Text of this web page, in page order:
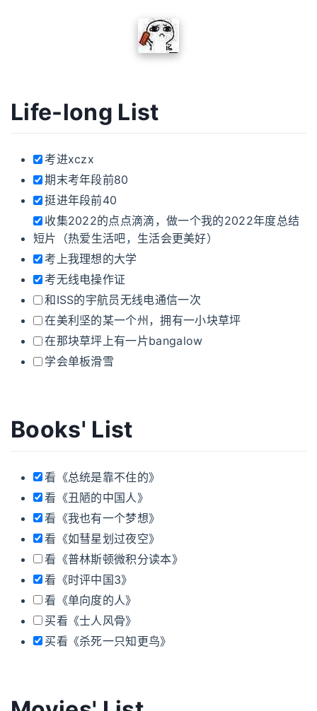
Life-long List
考进xczx
期末考年段前80
挺进年段前40
收集2022的点点滴滴，做一个我的2022年度总结
短片（热爱生活吧，生活会更美好）
考上我理想的大学
考无线电操作证
和ISS的宇航员无线电通信一次
在美利坚的某一个州，拥有一小块草坪
在那块草坪上有一片bangalow
学会单板滑雪
Books' List
看《总统是靠不住的》
看《丑陋的中国人》
看《我也有一个梦想》
看《如彗星划过夜空》
看《普林斯顿微积分读本》
看《时评中国3》
看《单向度的人》
买看《士人风骨》
买看《杀死一只知更鸟》